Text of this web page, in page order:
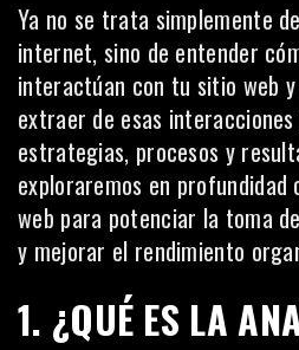
Ya no se trata simplemente
internet, sino de entender
interactúan con tu sitio web
extraer de esas
estrategias, procesos y
exploraremos en
web para potenciar la toma
y mejorar el rendimiento
1. ¿QUÉ ES LA